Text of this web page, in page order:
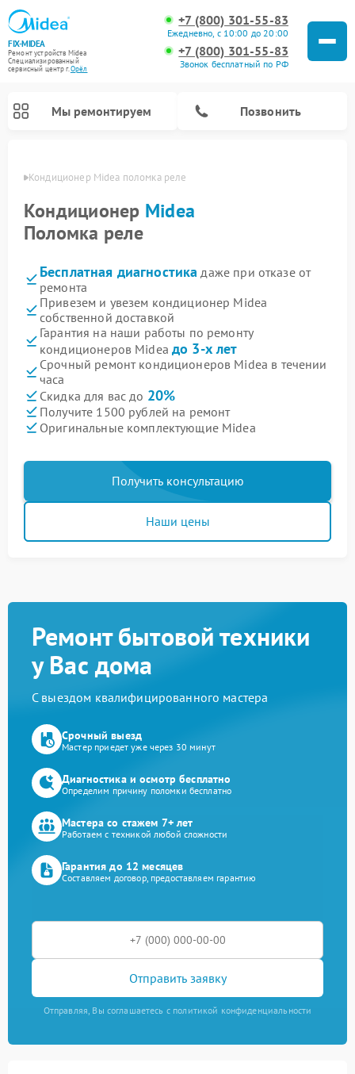
FIX-MIDEA
Ремонт устройств Midea
Специализированный
cервисный центр г.Орёл
+7 (800) 301-55-83
Ежедневно, с 10:00 до 20:00
+7 (800) 301-55-83
Звонок бесплатный по РФ
Мы ремонтируем Позвонить
Кондиционер Midea поломка реле
Кондиционер Midea
Поломка реле
Бесплатная диагностика даже при отказе от
ремонта
Привезем и увезем кондиционер Midea
собственной доставкой
Гарантия на наши работы по ремонту
кондиционеров Mideaдо 3-х лет
Срочный ремонт кондиционеров Midea в течении
часа
Скидка для вас до 20%
Получите 1500 рублей на ремонт
Оригинальные комплектующие Midea
Получить консультацию
Наши цены
Ремонт бытовой техники
у Вас дома
С выездом квалифицированного мастера
Срочный выезд
Мастер приедет уже через 30 минут
Диагностика и осмотр бесплатно
Определим причину поломки бесплатно
Мастера со стажем 7+ лет
Работаем с техникой любой сложности
Гарантия до 12 месяцев
Составляем договор, предоставляем гарантию
Отправить заявку
Отправляя, Вы соглашаетесь с политикой конфиденциальности